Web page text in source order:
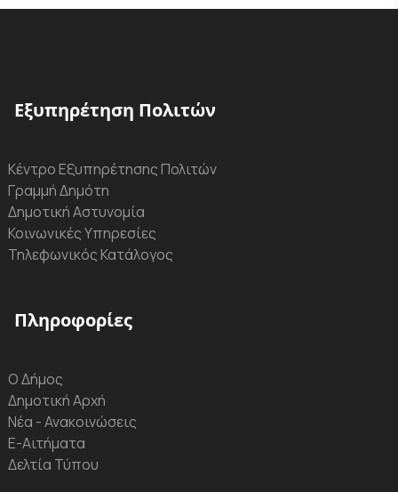
Εξυπηρέτηση Πολιτών
Κέντρο Εξυπηρέτησης Πολιτών
Γραμμή Δημότη
Δημοτική Αστυνομία
Κοινωνικές Υπηρεσίες
Τηλεφωνικός Κατάλογος
Πληροφορίες
Ο Δήμος
Δημοτική Αρχή
Νέα - Ανακοινώσεις
Ε-Αιτήματα
Δελτία Τύπου